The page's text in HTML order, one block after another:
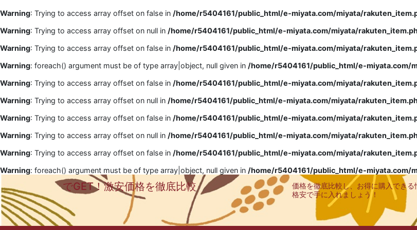
Warning: Trying to access array offset on false in /home/r5404161/public_html/e-miyata.com/miyata/
Warning: Trying to access array offset on null in /home/r5404161/public_html/e-miyata.com/miyata/
Warning: Trying to access array offset on false in /home/r5404161/public_html/e-miyata.com/miyata/
Warning: foreach() argument must be of type array|object, null given in /home/r5404161/public_html/e-miyata.com/
Warning: Trying to access array offset on false in /home/r5404161/public_html/e-miyata.com/miyata/
Warning: Trying to access array offset on null in /home/r5404161/public_html/e-miyata.com/miyata/
Warning: Trying to access array offset on false in /home/r5404161/public_html/e-miyata.com/miyata/
Warning: Trying to access array offset on null in /home/r5404161/public_html/e-miyata.com/miyata/
Warning: Trying to access array offset on false in /home/r5404161/public_html/e-miyata.com/miyata/
Warning: foreach() argument must be of type array|object, null given in /home/r5404161/public_html/e-miyata.com/
でGET！激安価格を徹底比較
価格を徹底比較し、お得に購入でき
格安で手に入れましょう！